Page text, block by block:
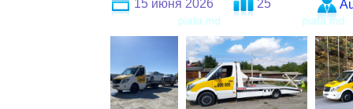
15 июня 2026 25